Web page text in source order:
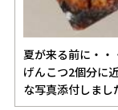
夏が来る前に・・・ 健康的な身体作り✊🏻 ̖́-‬ パワ～！！！
げんこつ2個分に